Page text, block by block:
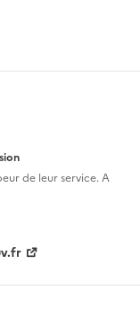
de leur service. A